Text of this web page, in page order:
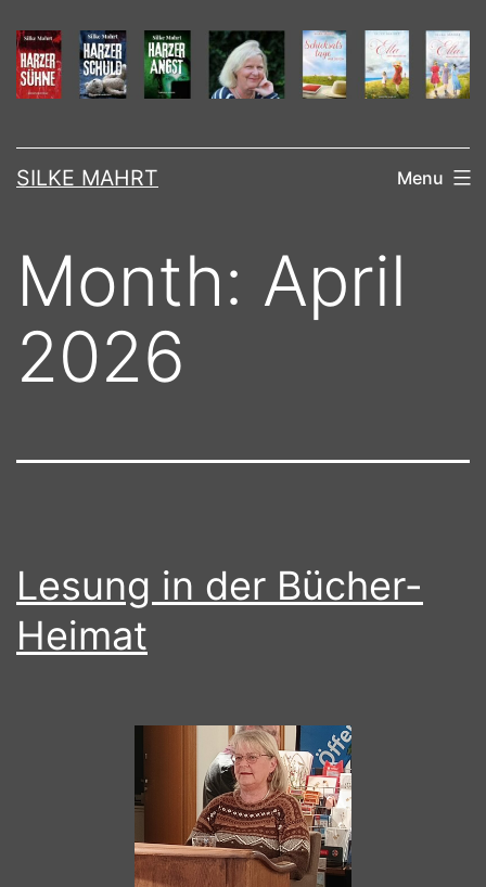
to
content
SILKE MAHRT Menu
Month: April
2026
Lesung in der Bücher-
Heimat